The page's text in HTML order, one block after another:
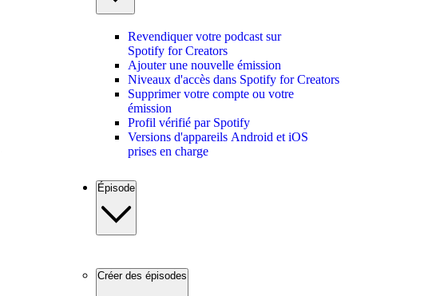
Revendiquer votre podcast sur
Spotify for Creators
Ajouter une nouvelle émission
Niveaux d'accès dans Spotify for Creators
Supprimer votre compte ou votre
émission
Profil vérifié par Spotify
Versions d'appareils Android et iOS
prises en charge
Épisode
Créer des épisodes